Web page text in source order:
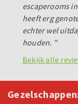
escaperooms
heeft erg
echter wel
houden. "
Bekijk alle